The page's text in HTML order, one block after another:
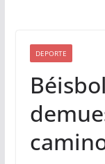
DEPORTE